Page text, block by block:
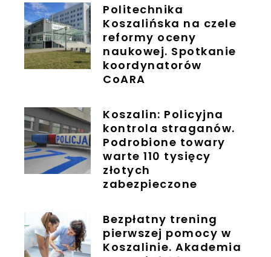
Politechnika
Koszalińska na czele
reformy oceny
naukowej. Spotkanie
koordynatorów
CoARA
Koszalin: Policyjna
kontrola straganów.
Podrobione towary
warte 110 tysięcy
złotych
zabezpieczone
Bezpłatny trening
pierwszej pomocy w
Koszalinie. Akademia